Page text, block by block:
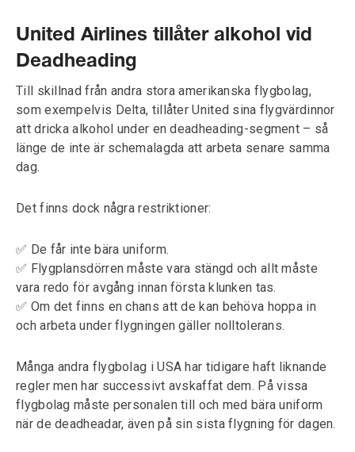
United Airlines tillåter alkohol vid
Deadheading
Till skillnad från andra stora amerikanska flygbolag,
som exempelvis Delta, tillåter United sina flygvärdinnor
att dricka alkohol under en deadheading-segment – så
länge de inte är schemalagda att arbeta senare samma
dag.
Det finns dock några restriktioner:
✅ De får inte bära uniform.
✅ Flygplansdörren måste vara stängd och allt måste
vara redo för avgång innan första klunken tas.
✅ Om det finns en chans att de kan behöva hoppa in
och arbeta under flygningen gäller nolltolerans.
Många andra flygbolag i USA har tidigare haft liknande
regler men har successivt avskaffat dem. På vissa
flygbolag måste personalen till och med bära uniform
när de deadheadar, även på sin sista flygning för dagen.